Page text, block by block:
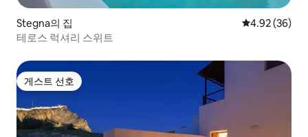
Stegna의 집 평점 4.92점(5
4.92 (36)
테로스 럭셔리 스위트
게스트 선호
게스트 선호